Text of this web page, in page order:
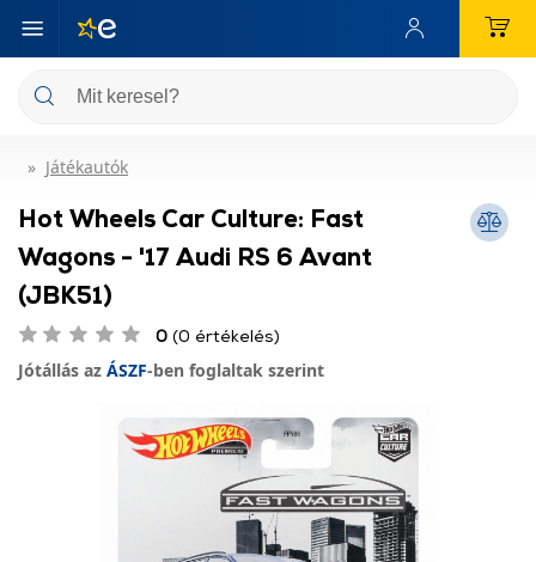
Játékautók
Hot Wheels Car Culture: Fast
Wagons - '17 Audi RS 6 Avant
(JBK51)
0 (0 értékelés)
Jótállás az ÁSZF-ben foglaltak szerint